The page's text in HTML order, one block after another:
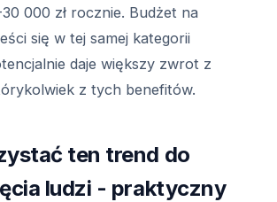
000 zł rocznie. Budżet na
się w tej samej kategorii
daje większy zwrot z
z tych benefitów.
ten trend do
ludzi - praktyczny